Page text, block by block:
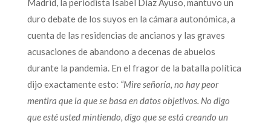
Madrid, la periodista Isabel Díaz Ayuso, mantuvo un
duro debate de los suyos en la cámara autonómica, a
cuenta de las residencias de ancianos y las graves
acusaciones de abandono a decenas de abuelos
durante la pandemia. En el fragor de la batalla política
dijo exactamente esto: “Mire señoría, no hay peor
mentira que la que se basa en datos objetivos. No digo
que esté usted mintiendo, digo que se está creando un